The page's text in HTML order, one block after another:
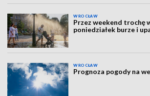
WROCŁAW
Przez weekend trochę
poniedziałek burze i
WROCŁAW
Prognoza pogody na